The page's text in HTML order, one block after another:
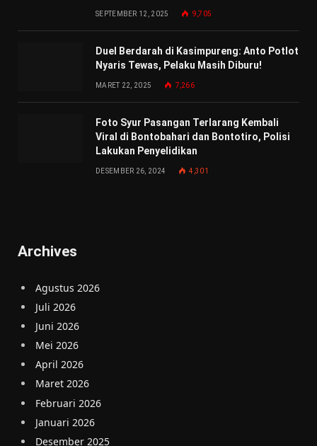
SEPTEMBER 12, 2025 9,705
Duel Berdarah di Kasimpureng: Anto Potlot
Nyaris Tewas, Pelaku Masih Diburu!
MARET 22, 2025 7,266
Foto Syur Pasangan Terlarang Kembali
Viral di Bontobahari dan Bontotiro, Polisi
Lakukan Penyelidikan
DESEMBER 26, 2024 4,301
Archives
Agustus 2026
Juli 2026
Juni 2026
Mei 2026
April 2026
Maret 2026
Februari 2026
Januari 2026
Desember 2025